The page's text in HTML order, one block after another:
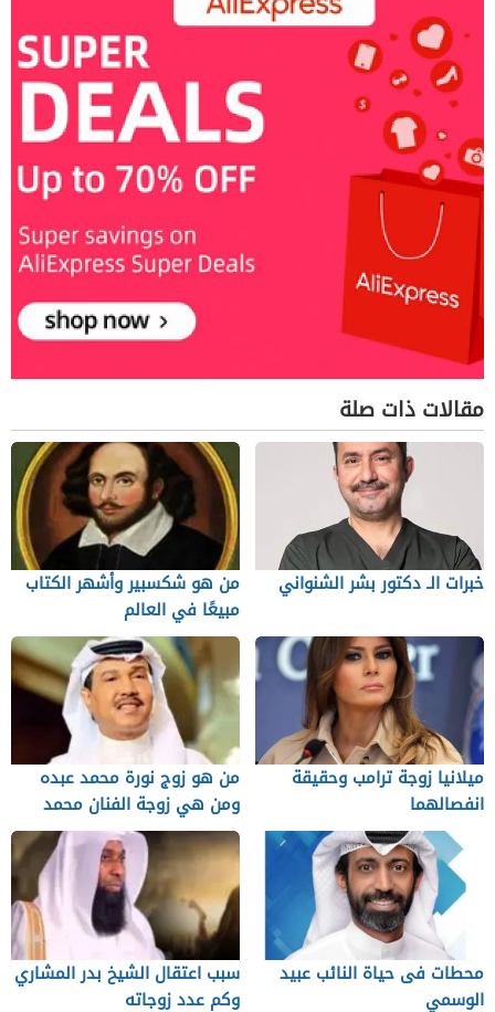
مقالات ذات صلة
خبرات الـ دكتور بشر الشنواني
من هو شكسبير وأشهر الكتاب
مبيعًا في العالم
ميلانيا زوجة ترامب وحقيقة
انفصالهما
من هو زوج نورة محمد عبده
ومن هي زوجة الفنان محمد
عبده الثانية
محطات فى حياة النائب عبيد
الوسمي
سبب اعتقال الشيخ بدر المشاري
وكم عدد زوجاته